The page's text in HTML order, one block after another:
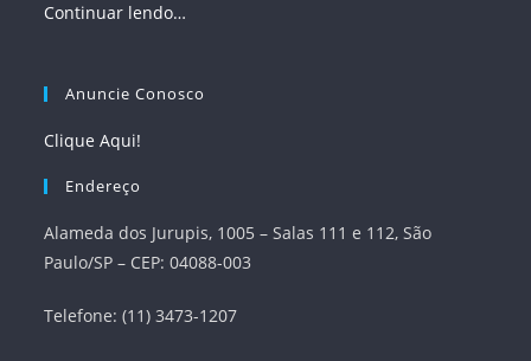
Continuar lendo…
Anuncie Conosco
Clique Aqui!
Endereço
Alameda dos Jurupis, 1005 – Salas 111 e 112, São
Paulo/SP – CEP: 04088-003
Telefone: (11) 3473-1207